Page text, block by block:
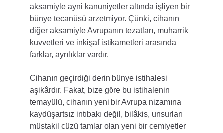
aksamiyle ayni kanuniyetler altında işliyen bir
bünye tecanüsü arzetmiyor. Çünki, cihanın
diğer aksamiyle Avrupanın tezatları, muharrik
kuvvetleri ve inkişaf istikametleri arasında
farklar, ayrılıklar vardır.
Cihanın geçirdiği derin bünye istihalesi
aşikârdır. Fakat, bize göre bu istihalenin
temayülü, cihanın yeni bir Avrupa nizamına
kaydüşartsız intıbakı değil, bilâkis, unsurları
müstakil cüzü tamlar olan yeni bir cemiyetler